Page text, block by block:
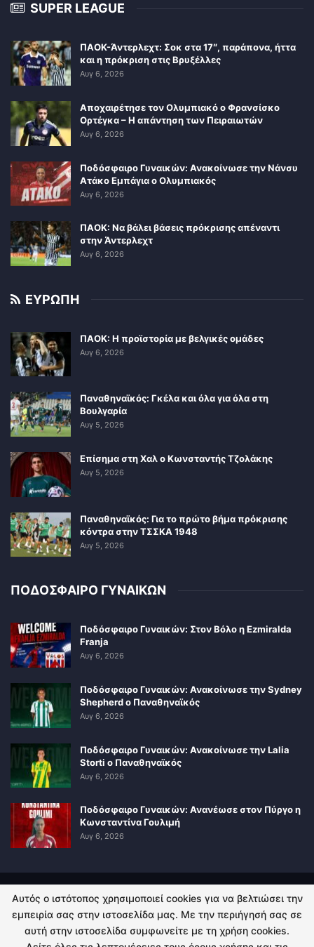
SUPER LEAGUE
ΠΑΟΚ-Άντερλεχτ: Σοκ στα 17″, παράπονα, ήττα
και η πρόκριση στις Βρυξέλλες
Αυγ 6, 2026
Αποχαιρέτησε τον Ολυμπιακό ο Φρανσίσκο
Ορτέγκα – Η απάντηση των Πειραιωτών
Αυγ 6, 2026
Ποδόσφαιρο Γυναικών: Ανακοίνωσε την Νάνσυ
Ατάκο Εμπάγια ο Ολυμπιακός
Αυγ 6, 2026
ΠΑΟΚ: Να βάλει βάσεις πρόκρισης απέναντι
στην Άντερλεχτ
Αυγ 6, 2026
ΕΥΡΩΠΗ
ΠΑΟΚ: Η προϊστορία με βελγικές ομάδες
Αυγ 6, 2026
Παναθηναϊκός: Γκέλα και όλα για όλα στη
Βουλγαρία
Αυγ 5, 2026
Επίσημα στη Χαλ ο Κωνσταντής Τζολάκης
Αυγ 5, 2026
Παναθηναϊκός: Για το πρώτο βήμα πρόκρισης
κόντρα στην ΤΣΣΚΑ 1948
Αυγ 5, 2026
ΠΟΔΟΣΦΑΙΡΟ ΓΥΝΑΙΚΩΝ
Ποδόσφαιρο Γυναικών: Στον Βόλο η Ezmiralda
Franja
Αυγ 6, 2026
Ποδόσφαιρο Γυναικών: Ανακοίνωσε την Sydney
Shepherd ο Παναθηναϊκός
Αυγ 6, 2026
Ποδόσφαιρο Γυναικών: Ανακοίνωσε την Lalia
Storti ο Παναθηναϊκός
Αυγ 6, 2026
Ποδόσφαιρο Γυναικών: Ανανέωσε στον Πύργο η
Κωνσταντίνα Γουλιμή
Αυγ 6, 2026
ΠΟΛΙΤΙΚΗ ΑΠΟΡΡΗΤΟΥ ΕΠΙΚΟΙΝΩΝΙΑ
© 2026 - Kingsport.gr. All Rights Reserved.
Αυτός ο ιστότοπος χρησιμοποιεί cookies για να βελτιώσει την
εμπειρία σας στην ιστοσελίδα μας. Με την περιήγησή σας σε
αυτή στην ιστοσελίδα συμφωνείτε με τη χρήση cookies.